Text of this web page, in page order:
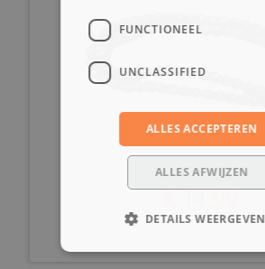
€ 14,99
FUNCTIONEEL
UNCLASSIFIED
ALLES ACCEPTEREN
ALLES AFWIJZEN
DETAILS WEERGEVEN